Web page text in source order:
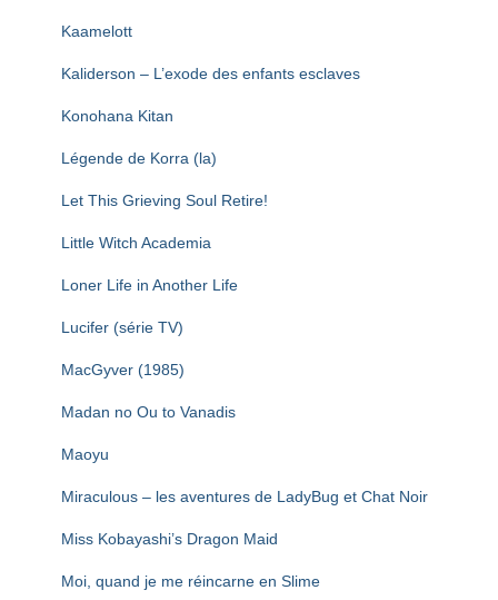
Kaamelott
Kaliderson – L’exode des enfants esclaves
Konohana Kitan
Légende de Korra (la)
Let This Grieving Soul Retire!
Little Witch Academia
Loner Life in Another Life
Lucifer (série TV)
MacGyver (1985)
Madan no Ou to Vanadis
Maoyu
Miraculous – les aventures de LadyBug et Chat Noir
Miss Kobayashi’s Dragon Maid
Moi, quand je me réincarne en Slime